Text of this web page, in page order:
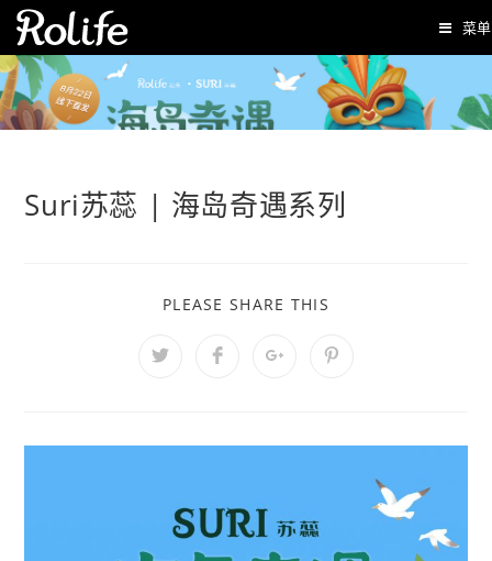
菜单
Suri苏蕊 | 海岛奇遇系列
PLEASE SHARE THIS